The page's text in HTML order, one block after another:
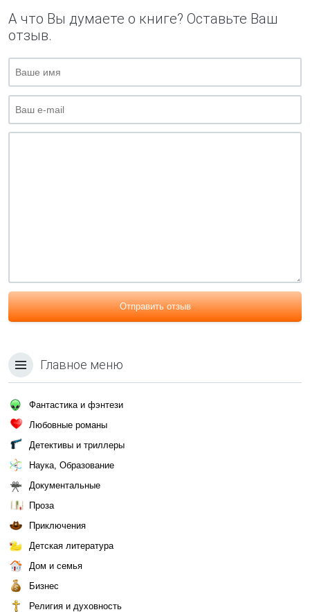
А что Вы думаете о книге? Оставьте Ваш
отзыв.
Отправить отзыв
Главное меню
Фантастика и фэнтези
Любовные романы
Детективы и триллеры
Наука, Образование
Документальные
Проза
Приключения
Детская литература
Дом и семья
Бизнес
Религия и духовность